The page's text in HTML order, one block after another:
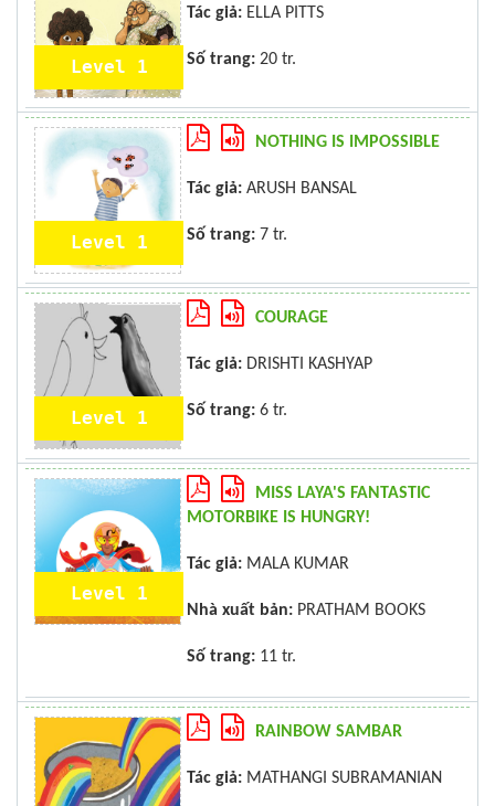
Level 1
Tác giả: ELLA PITTS
Số trang: 20 tr.
Level 1
NOTHING IS IMPOSSIBLE
Tác giả: ARUSH BANSAL
Số trang: 7 tr.
Level 1
COURAGE
Tác giả: DRISHTI KASHYAP
Số trang: 6 tr.
Level 1
MISS LAYA'S FANTASTIC
MOTORBIKE IS HUNGRY!
Tác giả: MALA KUMAR
Nhà xuất bản: PRATHAM BOOKS
Số trang: 11 tr.
RAINBOW SAMBAR
Tác giả: MATHANGI SUBRAMANIAN